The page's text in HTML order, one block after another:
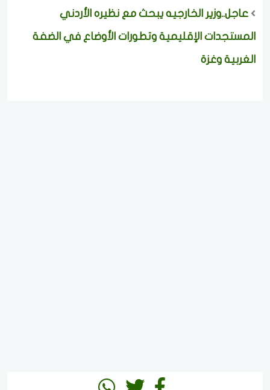
عاجل..وزير الخارجيه يبحث مع نظيره الأردني
المستجدات الإقليمية وتطورات الأوضاع في الضفة
الغربية وغزة